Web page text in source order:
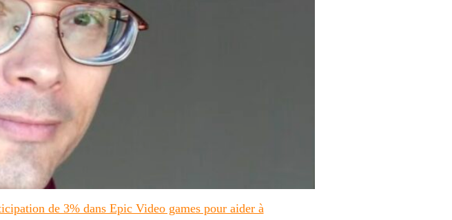
de 3% dans Epic Video games pour aider à